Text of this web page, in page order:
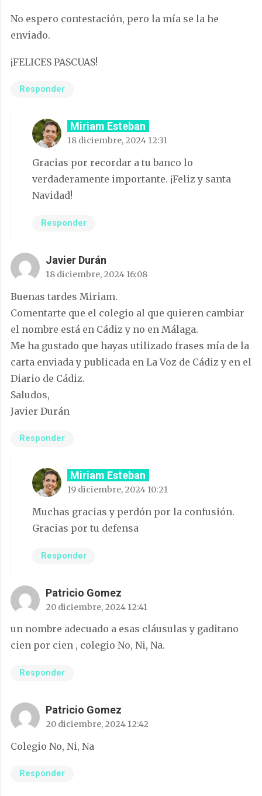
No espero contestación, pero la mía se la he
enviado.
¡FELICES PASCUAS!
Responder
Miriam Esteban
18 diciembre, 2024 12:31
Gracias por recordar a tu banco lo
verdaderamente importante. ¡Feliz y santa
Navidad!
Responder
Javier Durán
18 diciembre, 2024 16:08
Buenas tardes Miriam.
Comentarte que el colegio al que quieren cambiar
el nombre está en Cádiz y no en Málaga.
Me ha gustado que hayas utilizado frases mía de la
carta enviada y publicada en La Voz de Cádiz y en el
Diario de Cádiz.
Saludos,
Javier Durán
Responder
Miriam Esteban
19 diciembre, 2024 10:21
Muchas gracias y perdón por la confusión.
Gracias por tu defensa
Responder
Patricio Gomez
20 diciembre, 2024 12:41
un nombre adecuado a esas cláusulas y gaditano
cien por cien , colegio No, Ni, Na.
Responder
Patricio Gomez
20 diciembre, 2024 12:42
Colegio No, Ni, Na
Responder